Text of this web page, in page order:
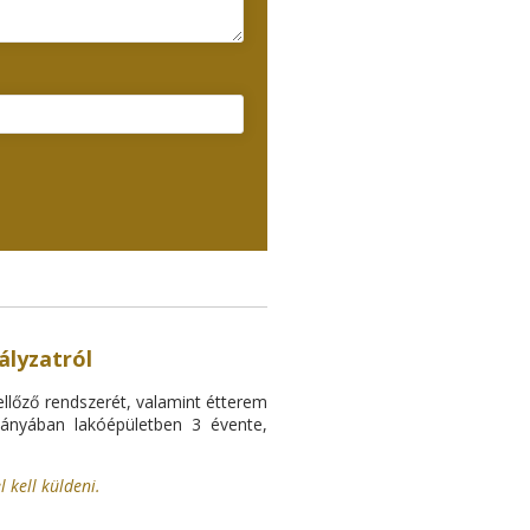
rendszerét, valamint étterem
lakóépületben 3 évente,
kell küldeni.